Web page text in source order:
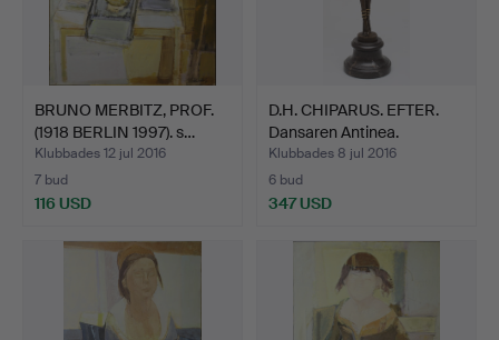
BRUNO MERBITZ, PROF.
(1918 BERLIN 1997). s…
Klubbades 12 jul 2016
7 bud
116 USD
D.H. CHIPARUS. EFTER.
Dansaren Antinea.
Klubbades 8 jul 2016
6 bud
347 USD